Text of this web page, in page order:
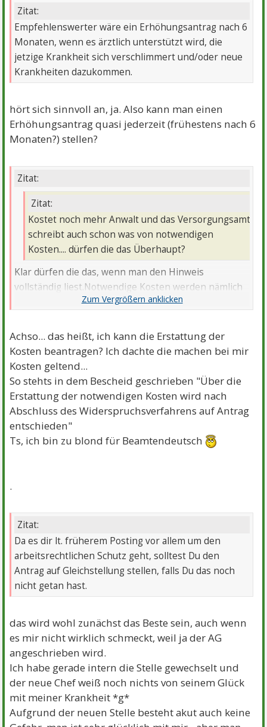
Zitat:
Empfehlenswerter wäre ein Erhöhungsantrag nach 6
Monaten, wenn es ärztlich unterstützt wird, die
jetzige Krankheit sich verschlimmert und/oder neue
Krankheiten dazukommen.
hört sich sinnvoll an, ja. Also kann man einen
Erhöhungsantrag quasi jederzeit (frühestens nach 6
Monaten?) stellen?
Zitat:
Zitat:
Kostet noch mehr Anwalt und das Versorgungsamt
schreibt auch schon was von notwendigen
Kosten.... dürfen die das Überhaupt?
Klar dürfen die das, wenn man den Hinweis
vollständig liest.Notwendige Kosten werden nämlich
ersetzt, wenn Widerspruch und/oder Klage ganz oder
"Pokerspiel" ist und bei Mißerfolg auch ins Geld
gehen kann, kommt hier nicht umsonst von den
Mods immer wieder der Hinweis, sich Rechtsschutz
bei Sozialverbänden wie z. B. VdK oder
Gewerkschaften durch Mitgliedschaft zu besorgen
Achso... das heißt, ich kann die Erstattung der
Kosten beantragen? Ich dachte die machen bei mir
Kosten geltend...
So stehts in dem Bescheid geschrieben "Über die
Erstattung der notwendigen Kosten wird nach
Abschluss des Widerspruchsverfahrens auf Antrag
entschieden"
Ts, ich bin zu blond für Beamtendeutsch
.
Zitat:
Da es dir lt. früherem Posting vor allem um den
arbeitsrechtlichen Schutz geht, solltest Du den
Antrag auf Gleichstellung stellen, falls Du das noch
nicht getan hast.
das wird wohl zunächst das Beste sein, auch wenn
es mir nicht wirklich schmeckt, weil ja der AG
angeschrieben wird.
Ich habe gerade intern die Stelle gewechselt und
der neue Chef weiß noch nichts von seinem Glück
mit meiner Krankheit *g*
Aufgrund der neuen Stelle besteht akut auch keine